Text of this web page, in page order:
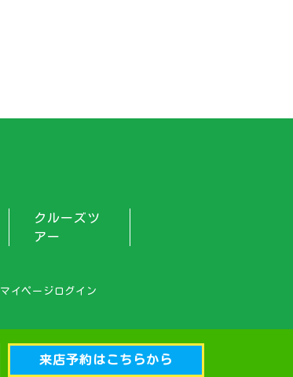
クルーズツ
アー
マイページログイン
来店予約はこちらから